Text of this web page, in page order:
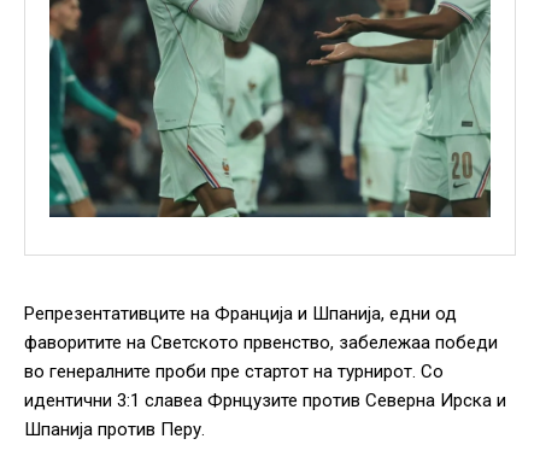
Репрезентативците на Франција и Шпанија, едни од
фаворитите на Светското првенство, забележаа победи
во генералните проби пре стартот на турнирот. Со
идентични 3:1 славеа Фрнцузите против Северна Ирска и
Шпанија против Перу.